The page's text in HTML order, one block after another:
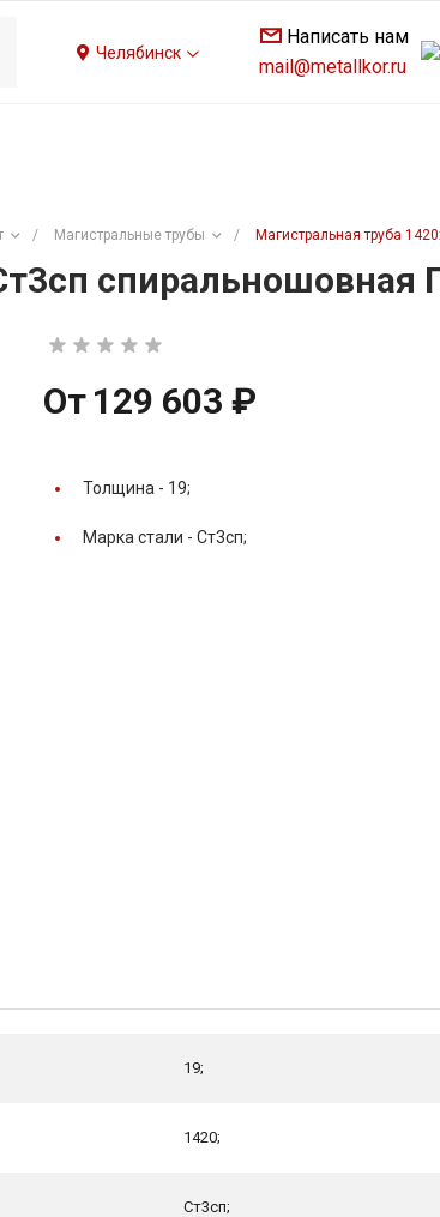
Челябинск
Написать нам
mail@metallkor.ru
/ Магистральные трубы / Магистральная труба
спиральношовная
От 129 603 ₽
Толщина - 19;
Марка стали - Ст3сп;
19;
1420;
Ст3сп;